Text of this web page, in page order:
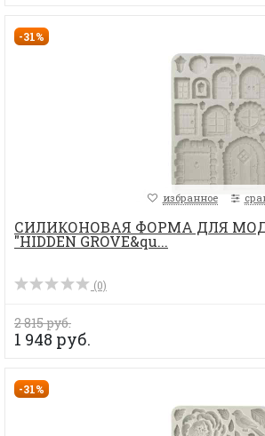
-31%
избранное
СИЛИКОНОВАЯ ФОРМА ДЛЯ
"HIDDEN GROVE&qu...
(0)
2 815 руб.
1 948 руб.
-31%